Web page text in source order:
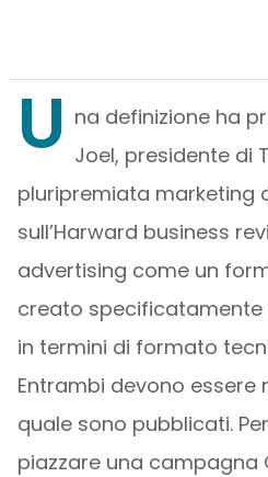
U na definizione ha
Joel, presidente di
pluripremiata marketing
sull’Harward business
advertising come un
creato specificatamente
in termini di formato
Entrambi devono essere
quale sono pubblicati.
piazzare una campagna